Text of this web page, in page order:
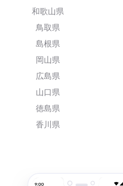
和歌山県
鳥取県
島根県
岡山県
広島県
山口県
徳島県
香川県